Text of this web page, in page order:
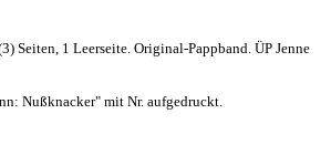
1 Leerseite. Original-Pappband. ÜP Jenne
Nußknacker" mit Nr. aufgedruckt.